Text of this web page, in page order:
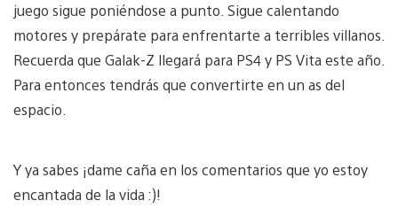
juego sigue poniéndose a punto. Sigue calentando
motores y prepárate para enfrentarte a terribles villanos.
Recuerda que Galak-Z llegará para PS4 y PS Vita este año.
Para entonces tendrás que convertirte en un as del
espacio.
Y ya sabes ¡dame caña en los comentarios que yo estoy
encantada de la vida :)!